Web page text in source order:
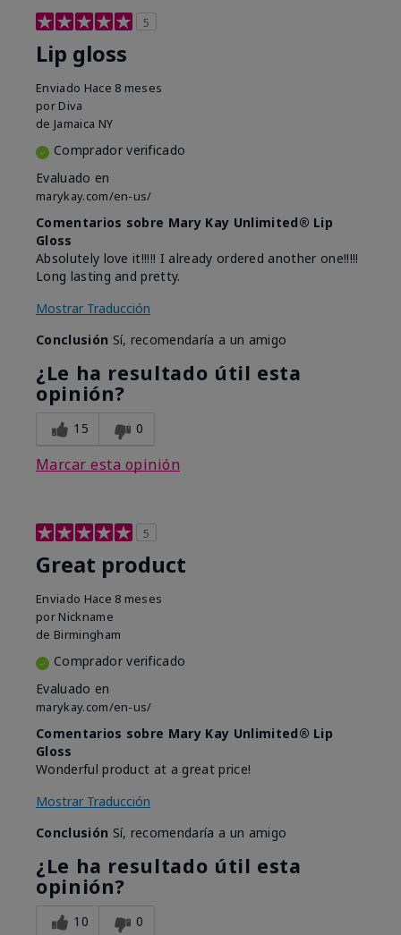
5
Lip gloss
Enviado Hace 8 meses
por Diva
de Jamaica NY
Comprador verificado
Evaluado en
marykay.com/en-us/
Comentarios sobre Mary Kay Unlimited® Lip
Gloss
Absolutely love it!!!!! I already ordered another one!!!!!
Long lasting and pretty.
Mostrar Traducción
Conclusión Sí, recomendaría a un amigo
¿Le ha resultado útil esta
opinión?
15 0
Marcar esta opinión
5
Great product
Enviado Hace 8 meses
por Nickname
de Birmingham
Comprador verificado
Evaluado en
marykay.com/en-us/
Comentarios sobre Mary Kay Unlimited® Lip
Gloss
Wonderful product at a great price!
Mostrar Traducción
Conclusión Sí, recomendaría a un amigo
¿Le ha resultado útil esta
opinión?
10 0